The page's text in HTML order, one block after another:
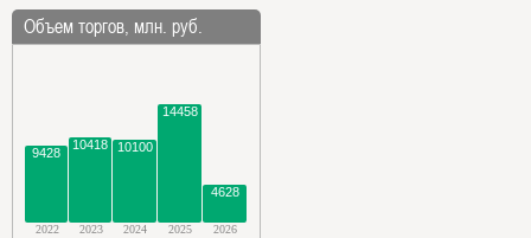
Объем торгов, млн. руб.
9428
10418 10100
14458
4628
2022 2023 2024 2025 2026